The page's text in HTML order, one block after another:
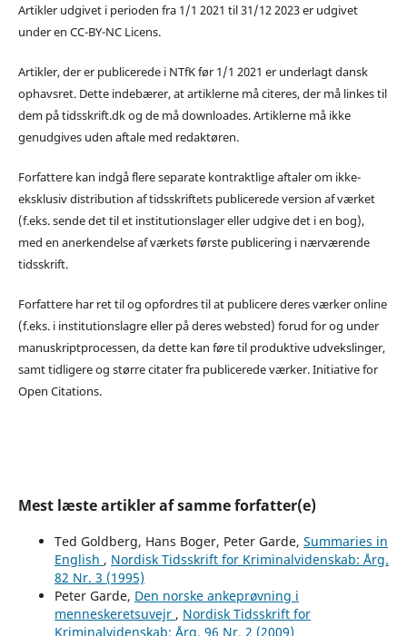
Artikler udgivet i perioden fra 1/1 2021 til 31/12 2023 er udgivet
under en CC-BY-NC Licens.
Artikler, der er publicerede i NTfK før 1/1 2021 er underlagt dansk
ophavsret. Dette indebærer, at artiklerne må citeres, der må linkes til
dem på tidsskrift.dk og de må downloades. Artiklerne må ikke
genudgives uden aftale med redaktøren.
Forfattere kan indgå flere separate kontraktlige aftaler om ikke-
eksklusiv distribution af tidsskriftets publicerede version af værket
(f.eks. sende det til et institutionslager eller udgive det i en bog),
med en anerkendelse af værkets første publicering i nærværende
tidsskrift.
Forfattere har ret til og opfordres til at publicere deres værker online
(f.eks. i institutionslagre eller på deres websted) forud for og under
manuskriptprocessen, da dette kan føre til produktive udvekslinger,
samt tidligere og større citater fra publicerede værker. Initiative for
Open Citations.
Mest læste artikler af samme forfatter(e)
Ted Goldberg, Hans Boger, Peter Garde, Summaries in
English , Nordisk Tidsskrift for Kriminalvidenskab: Årg.
82 Nr. 3 (1995)
Peter Garde, Den norske ankeprøvning i
menneskeretsuvejr , Nordisk Tidsskrift for
Kriminalvidenskab: Årg. 96 Nr. 2 (2009)